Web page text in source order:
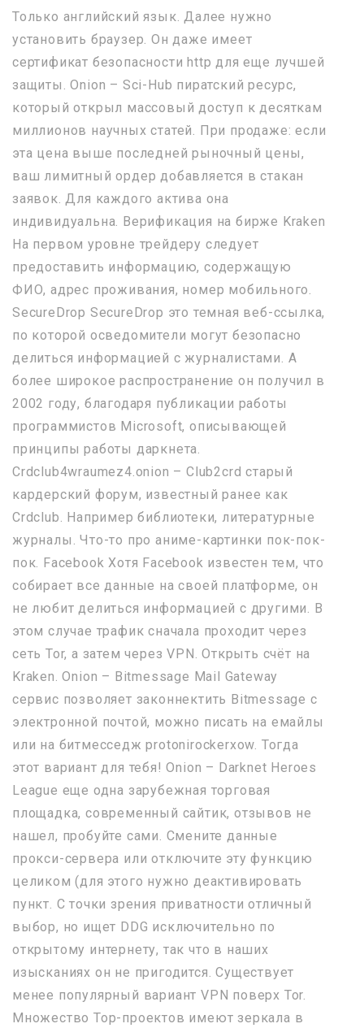
Только английский язык. Далее нужно
установить браузер. Он даже имеет
сертификат безопасности http для еще лучшей
защиты. Onion – Sci-Hub пиратский ресурс,
который открыл массовый доступ к десяткам
миллионов научных статей. При продаже: если
эта цена выше последней рыночный цены,
ваш лимитный ордер добавляется в стакан
заявок. Для каждого актива она
индивидуальна. Верификация на бирже Kraken
На первом уровне трейдеру следует
предоставить информацию, содержащую
ФИО, адрес проживания, номер мобильного.
SecureDrop SecureDrop это темная веб-ссылка,
по которой осведомители могут безопасно
делиться информацией с журналистами. А
более широкое распространение он получил в
2002 году, благодаря публикации работы
программистов Microsoft, описывающей
принципы работы даркнета.
Crdclub4wraumez4.onion – Club2crd старый
кардерский форум, известный ранее как
Crdclub. Например библиотеки, литературные
журналы. Что-то про аниме-картинки пок-пок-
пок. Facebook Хотя Facebook известен тем, что
собирает все данные на своей платформе, он
не любит делиться информацией с другими. В
этом случае трафик сначала проходит через
сеть Tor, а затем через VPN. Открыть счёт на
Kraken. Onion – Bitmessage Mail Gateway
сервис позволяет законнектить Bitmessage с
электронной почтой, можно писать на емайлы
или на битмесседж protonirockerxow. Тогда
этот вариант для тебя! Onion – Darknet Heroes
League еще одна зарубежная торговая
площадка, современный сайтик, отзывов не
нашел, пробуйте сами. Смените данные
прокси-сервера или отключите эту функцию
целиком (для этого нужно деактивировать
пункт. С точки зрения приватности отличный
выбор, но ищет DDG исключительно по
открытому интернету, так что в наших
изысканиях он не пригодится. Существует
менее популярный вариант VPN поверх Tor.
Множество Тор-проектов имеют зеркала в